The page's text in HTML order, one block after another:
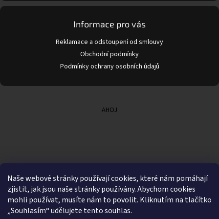
Naše webové stránky používají cookies, které nám pomáhají
zjistit, jak jsou naše stránky používány. Abychom cookies
mohli používat, musíte nám to povolit. Kliknutím na tlačítko
„Souhlasím“ udělujete tento souhlas.
p
i
s
u
Informace pro vás
Reklamace a odstoupení od smlouvy
Obchodní podmínky
Podmínky ochrany osobních údajů
AHOJ